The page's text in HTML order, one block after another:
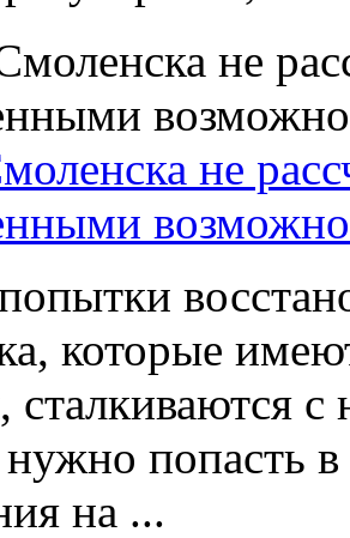
не
которые
сталкиваются
нужно попасть
на ...